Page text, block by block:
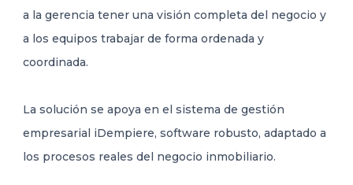
a la gerencia tener una visión completa del negocio y
a los equipos trabajar de forma ordenada y
coordinada.
La solución se apoya en el sistema de gestión
empresarial iDempiere, software robusto, adaptado a
los procesos reales del negocio inmobiliario.